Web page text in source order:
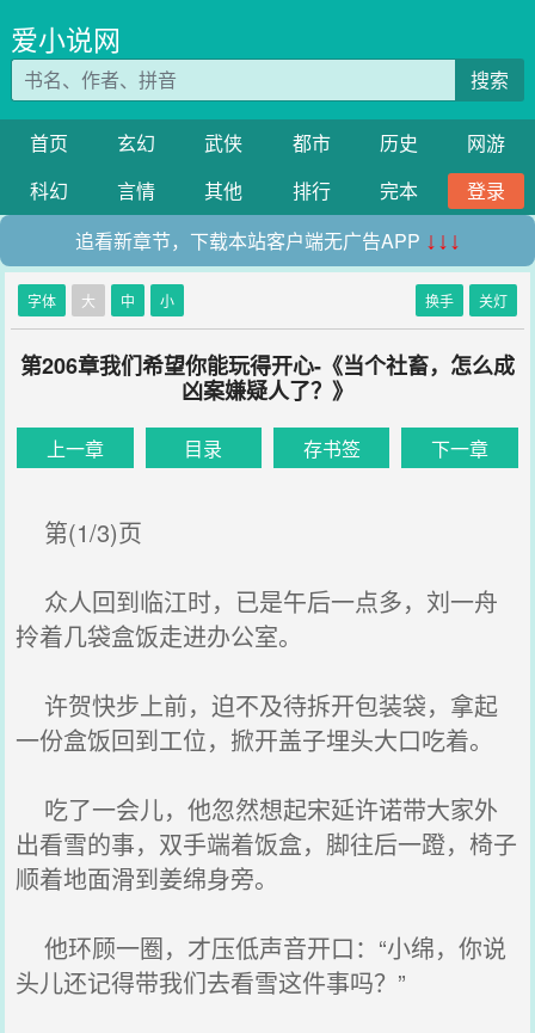
爱小说网
搜索
首页 玄幻 武侠 都市 历史
网游
科幻
言情 其他 排行 完本
登录
追看新章节，下载本站客户端无广告APP ↓↓↓
字体 大 中 小 换手 关灯
第206章我们希望你能玩得开心-《当个社畜，怎么成
凶案嫌疑人了？》
上一章 目录 存书签 下一章
第(1/3)页
众人回到临江时，已是午后一点多，刘一舟
拎着几袋盒饭走进办公室。
许贺快步上前，迫不及待拆开包装袋，拿起
一份盒饭回到工位，掀开盖子埋头大口吃着。
吃了一会儿，他忽然想起宋延许诺带大家外
出看雪的事，双手端着饭盒，脚往后一蹬，椅子
顺着地面滑到姜绵身旁。
他环顾一圈，才压低声音开口：“小绵，你说
头儿还记得带我们去看雪这件事吗？”